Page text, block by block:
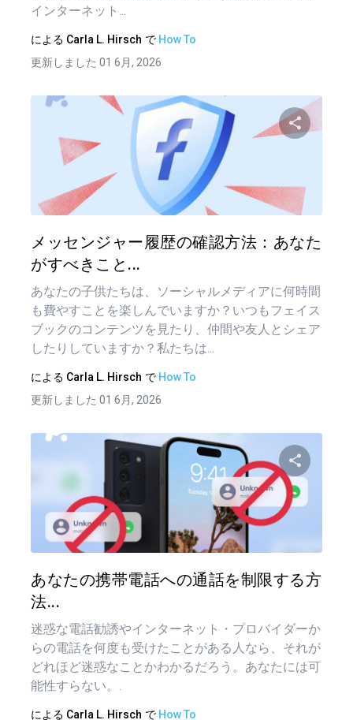
インターネット...
による Carla L. Hirsch で How To
更新しました 01 6月, 2026
メッセンジャー履歴の確認方法：あなた
がすべきこと...
あなたの子供たちは、ソーシャルメディアに何時間
も費やすことを楽しんでいますか？いつもフェイス
ブックのコンテンツを見たり、仲間や友人とシェア
したりしていますか？私たちは...
による Carla L. Hirsch で How To
更新しました 01 6月, 2026
この記
あなたの携帯電話への通話を制限する方
法...
迷惑な電話勧誘やインターネット・プロバイダーか
らの電話を何度も受けたことがある人なら、それが
どれほど迷惑なことかわかるだろう。あなたには可
能性すらない。.
による Carla L. Hirsch で How To